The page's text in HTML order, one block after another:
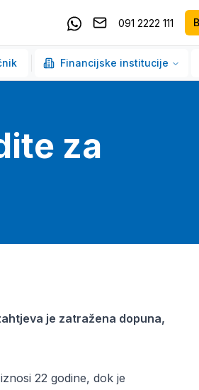
Kontaktirajte nas
091 2222 111
Financijske institucije
za
je zatražena dopuna,
22 godine, dok je